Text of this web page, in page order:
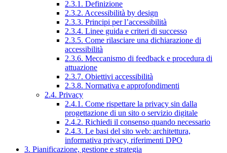
2.3.1. Definizione
2.3.2. Accessibilità by design
2.3.3. Principi per l’accessibilità
2.3.4. Linee guida e criteri di successo
2.3.5. Come rilasciare una dichiarazione di
accessibilità
2.3.6. Meccanismo di feedback e procedura di
attuazione
2.3.7. Obiettivi accessibilità
2.3.8. Normativa e approfondimenti
2.4. Privacy
2.4.1. Come rispettare la privacy sin dalla
progettazione di un sito o servizio digitale
2.4.2. Richiedi il consenso quando necessario
2.4.3. Le basi del sito web: architettura,
informativa privacy, riferimenti DPO
3. Pianificazione, gestione e strategia